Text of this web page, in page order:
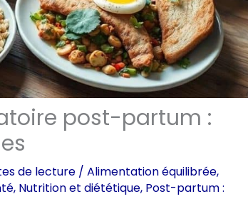
post-partum :
de lecture / Alimentation équilibrée,
, Nutrition et diététique, Post-partum :